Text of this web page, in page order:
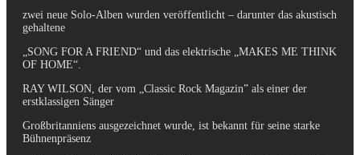
zwei neue Solo-Alben wurden veröffentlicht – darunter das akustisch
gehaltene
„SONG FOR A FRIEND“ und das elektrische „MAKES ME THINK
OF HOME“.
RAY WILSON, der vom „Classic Rock Magazin” als einer der
erstklassigen Sänger
Großbritanniens ausgezeichnet wurde, ist bekannt für seine starke
Bühnenpräsenz